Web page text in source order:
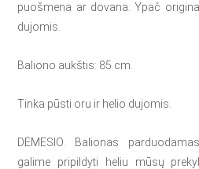
puošmena ar dovana. Ypač
dujomis.
Baliono aukštis: 85 cm.
Tinka pūsti oru ir helio dujomis.
DĖMESIO. Balionas
galime pripildyti heliu mūsų